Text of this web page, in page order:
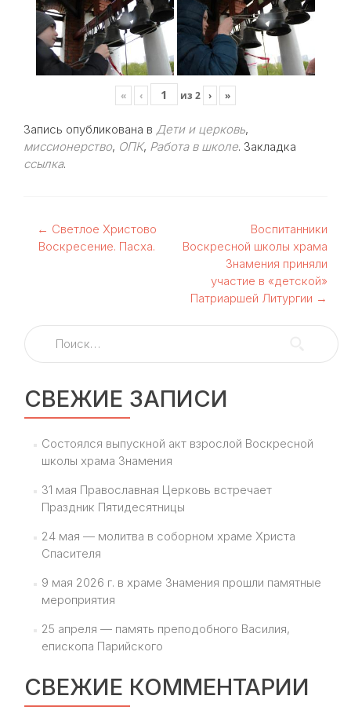
« ‹ из 2 › »
Запись опубликована в Дети и церковь,
миссионерство, ОПК, Работа в школе. Закладка
ссылка.
Навигация
← Светлое Христово
Воскресение. Пасха.
Воспитанники
Воскресной школы храма
Знамения приняли
участие в «детской»
Патриаршей Литургии →
Найти:
СВЕЖИЕ ЗАПИСИ
Состоялся выпускной акт взрослой Воскресной
школы храма Знамения
31 мая Православная Церковь встречает
Праздник Пятидесятницы
24 мая — молитва в соборном храме Христа
Спасителя
9 мая 2026 г. в храме Знамения прошли памятные
мероприятия
25 апреля — память преподобного Василия,
епископа Парийского
СВЕЖИЕ КОММЕНТАРИИ